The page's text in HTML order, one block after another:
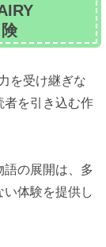
を受け継ぎな
者を引き込む作
語の展開は、多
い体験を提供し